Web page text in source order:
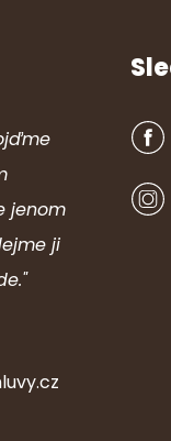
jenom
ji